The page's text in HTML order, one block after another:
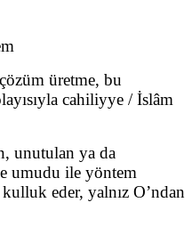
üretme, bu
cahiliyye / İslâm
unutulan ya da
umudu ile yöntem
kulluk eder, yalnız O’ndan